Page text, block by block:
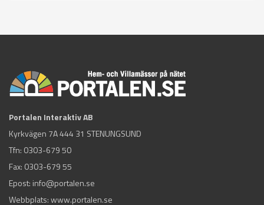
Portalen Interaktiv AB
Kyrkvägen 7A 444 31 STENUNGSUND
Tfn: 0303-679 50
Fax: 0303-679 55
Epost: info@portalen.se
Webbplats: www.portalen.se